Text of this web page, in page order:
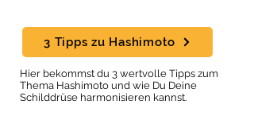
3 Tipps zu Hashimoto
Hier bekommst du 3 wertvolle Tipps zum
Thema Hashimoto und wie Du Deine
Schilddrüse harmonisieren kannst.